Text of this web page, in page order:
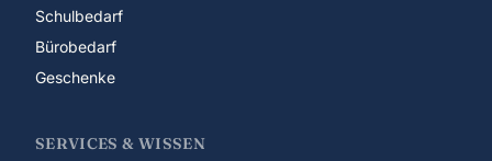
Schulbedarf
Bürobedarf
Geschenke
SERVICES & WISSEN